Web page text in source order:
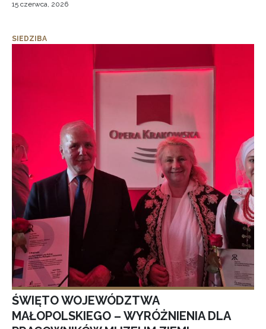
15 czerwca, 2026
SIEDZIBA
ŚWIĘTO WOJEWÓDZTWA
MAŁOPOLSKIEGO – WYRÓŻNIENIA DLA